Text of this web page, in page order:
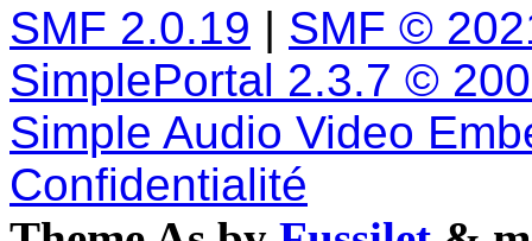
SMF 2.0.19 | SMF ©
SimplePortal 2.3.7 ©
Simple Audio Video
Confidentialité